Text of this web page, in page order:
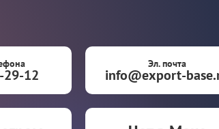
29-12
Эл. почта
info@export-